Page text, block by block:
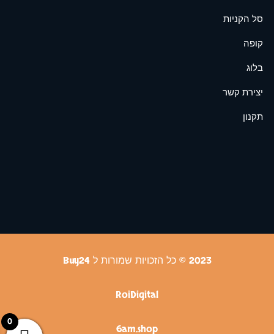
סל הקניות
קופה
בלוג
יצירת קשר
תקנון
2023 © כל הזכויות שמורות ל Buy24
RoiDigital
6am.shop
0